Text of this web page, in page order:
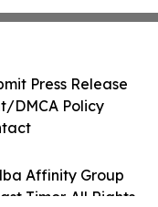
Affinity Group
Timor. All Rights
Press Release
DMCA Policy